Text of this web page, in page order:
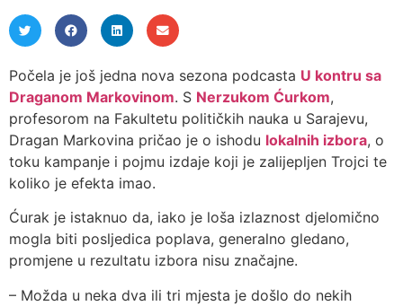
Počela je još jedna nova sezona podcasta U kontru sa
Draganom Markovinom. S Nerzukom Ćurkom,
profesorom na Fakultetu političkih nauka u Sarajevu,
Dragan Markovina pričao je o ishodu lokalnih izbora, o
toku kampanje i pojmu izdaje koji je zalijepljen Trojci te
koliko je efekta imao.
Ćurak je istaknuo da, iako je loša izlaznost djelomično
mogla biti posljedica poplava, generalno gledano,
promjene u rezultatu izbora nisu značajne.
– Možda u neka dva ili tri mjesta je došlo do nekih